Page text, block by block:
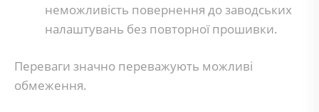
неможливість повернення до заводських
налаштувань без повторної прошивки.
Переваги значно переважують можливі
обмеження.